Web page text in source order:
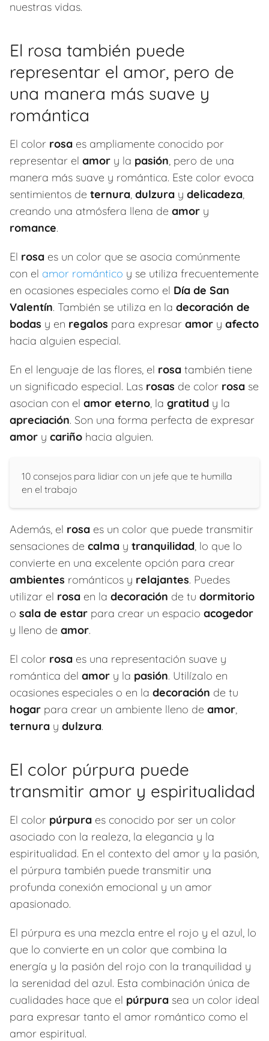
nuestras vidas.
El rosa también puede
representar el amor, pero de
una manera más suave y
romántica
El color rosa es ampliamente conocido por
representar el amor y la pasión, pero de una
manera más suave y romántica. Este color evoca
sentimientos de ternura, dulzura y delicadeza,
creando una atmósfera llena de amor y
romance.
El rosa es un color que se asocia comúnmente
con el amor romántico y se utiliza frecuentemente
en ocasiones especiales como el Día de San
Valentín. También se utiliza en la decoración de
bodas y en regalos para expresar amor y afecto
hacia alguien especial.
En el lenguaje de las flores, el rosa también tiene
un significado especial. Las rosas de color rosa se
asocian con el amor eterno, la gratitud y la
apreciación. Son una forma perfecta de expresar
amor y cariño hacia alguien.
10 consejos para lidiar con un jefe que te humilla
en el trabajo
Además, el rosa es un color que puede transmitir
sensaciones de calma y tranquilidad, lo que lo
convierte en una excelente opción para crear
ambientes románticos y relajantes. Puedes
utilizar el rosa en la decoración de tu dormitorio
o sala de estar para crear un espacio acogedor
y lleno de amor.
El color rosa es una representación suave y
romántica del amor y la pasión. Utilízalo en
ocasiones especiales o en la decoración de tu
hogar para crear un ambiente lleno de amor,
ternura y dulzura.
El color púrpura puede
transmitir amor y espiritualidad
El color púrpura es conocido por ser un color
asociado con la realeza, la elegancia y la
espiritualidad. En el contexto del amor y la pasión,
el púrpura también puede transmitir una
profunda conexión emocional y un amor
apasionado.
El púrpura es una mezcla entre el rojo y el azul, lo
que lo convierte en un color que combina la
energía y la pasión del rojo con la tranquilidad y
la serenidad del azul. Esta combinación única de
cualidades hace que el púrpura sea un color ideal
para expresar tanto el amor romántico como el
amor espiritual.